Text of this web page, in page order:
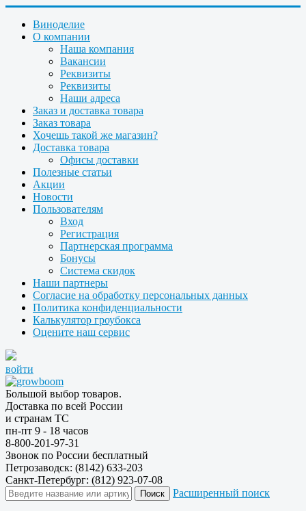
Виноделие
О компании
Наша компания
Вакансии
Реквизиты
Реквизиты
Наши адреса
Заказ и доставка товара
Заказ товара
Хочешь такой же магазин?
Доставка товара
Офисы доставки
Полезные статьи
Акции
Новости
Пользователям
Вход
Регистрация
Партнерская программа
Бонусы
Система скидок
Наши партнеры
Согласие на обработку персональных данных
Политика конфиденциальности
Калькулятор гроубокса
Оцените наш сервис
войти
Большой выбор товаров.
Доставка по всей России
и странам ТС
пн-пт 9 - 18 часов
8-800-201-97-31
Звонок по России бесплатный
Петрозаводск: (8142) 633-203
Санкт-Петербург: (812) 923-07-08
Расширенный поиск